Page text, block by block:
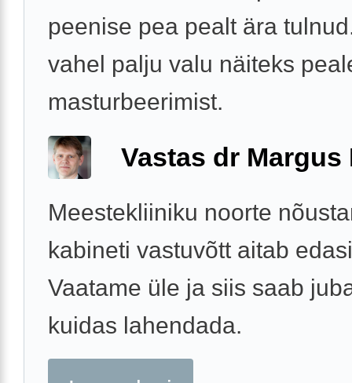
peenise pea pealt ära
vahel palju valu näiteks
masturbeerimist.
Vastas dr Margus
Meestekliiniku noorte
kabineti vastuvõtt aitab
Vaatame üle ja siis saab
kuidas lahendada.